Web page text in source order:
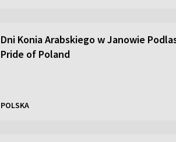
Dni Konia Arabskiego w Janowie
Pride of Poland
POLSKA